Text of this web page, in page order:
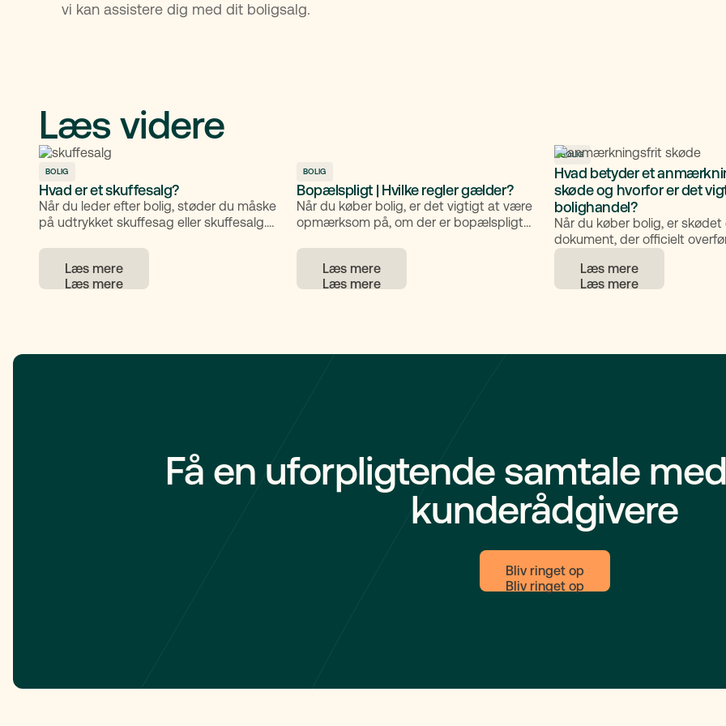
vi kan assistere dig med dit boligsalg.
Læs videre
BOLIG
Hvad er et skuffesalg?
Når du leder efter bolig, støder du måske
på udtrykket skuffesag eller skuffesalg.
bolighandel, hvor ejendommen ikke
bliver annonceret offentligt. I stedet
formidler ejendomsmægleren boligen
Læs mere
BOLIG
Bopælspligt | Hvilke regler gælder?
Når du køber bolig, er det vigtigt at være
opmærksom på, om der er bopælspligt
skal bruges som helårsbolig – i praksis
forventes det typisk, at den beboes
størstedelen af året, fx mindst 180 dage,
undtagelser findes der? I artiklen guider
Læs mere
BOLIG
Hvad betyder et
skøde og hvorfor er det
bolighandel?
Når du køber bolig, er skødet
dokument, der officielt
ejendommen til dig. Men før
helt på plads, skal skødet
anmærkningsfrit. Det betyder,
Læs mere
Få en uforpligtende samtale
kunderådgivere
Bliv ringet op